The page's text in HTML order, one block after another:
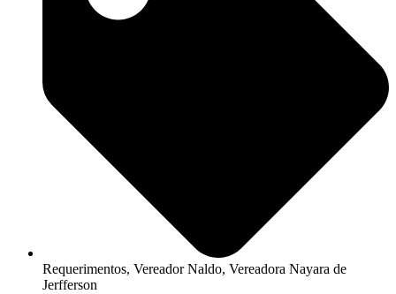
Requerimentos, Vereador Naldo, Vereadora Nayara de
Jerfferson